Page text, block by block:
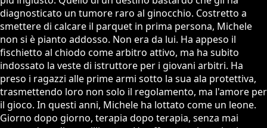
diagnosticato un tumore raro al ginocchio. Costretto a
smettere di calcare il parquet in prima persona, Michele
non si è pianto addosso. Non era da lui. Ha appeso il
fischietto al chiodo come arbitro attivo, ma ha subito
indossato la veste di istruttore per i giovani arbitri. Ha
preso i ragazzi alle prime armi sotto la sua ala protettiva,
trasmettendo loro non solo il regolamento, ma l'amore per
il gioco. In questi anni, Michele ha lottato come un leone.
Giorno dopo giorno, terapia dopo terapia, senza mai